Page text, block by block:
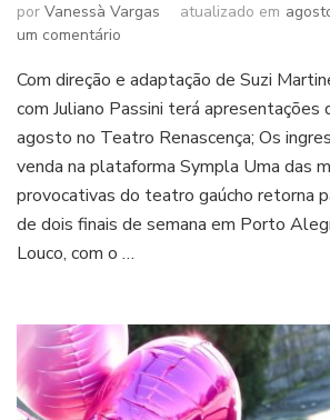
por Vanessà Vargas atualizado em
um comentário
a
fé
loucura:
monólogo
“O
palcos
de
Porto
Alegre
Com direção e adaptação de Suzi
com Juliano Passini terá
agosto no Teatro Renascença; Os
venda na plataforma Sympla Uma das
provocativas do teatro gaúcho retorna
de dois finais de semana em Porto
Louco, com o …